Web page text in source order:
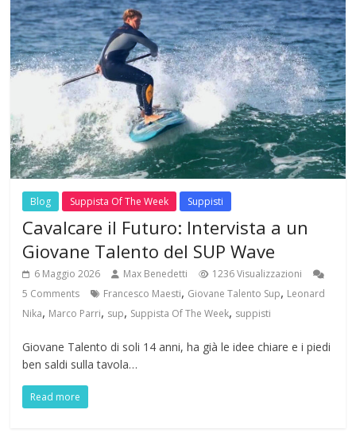
Blog Suppista Of The Week Suppisti
Cavalcare il Futuro: Intervista a un
Giovane Talento del SUP Wave
6 Maggio 2026 Max Benedetti
1236 Visualizzazioni
5 Comments
Francesco Maesti, Giovane Talento Sup, Leonard
Nika, Marco Parri, sup, Suppista Of The Week, suppisti
Giovane Talento di soli 14 anni, ha già le idee chiare e i piedi
ben saldi sulla tavola…
Read more